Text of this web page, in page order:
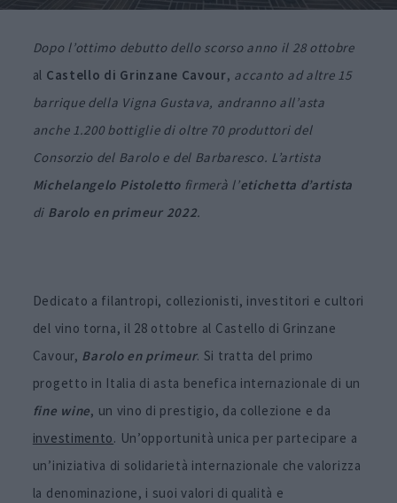
Dopo l’ottimo debutto dello scorso anno il 28 ottobre
al Castello di Grinzane Cavour, accanto ad altre 15
barrique della Vigna Gustava, andranno all’asta
anche 1.200 bottiglie di oltre 70 produttori del
Consorzio del Barolo e del Barbaresco. L’artista
Michelangelo Pistolettofirmerà l’etichetta d’artista
di Barolo en primeur 2022.
Dedicato a filantropi, collezionisti, investitori e cultori
del vino torna, il 28 ottobre al Castello di Grinzane
Cavour, Barolo en primeur. Si tratta del primo
progetto in Italia di asta benefica internazionale di un
fine wine, un vino di prestigio, da collezione e da
investimento. Un’opportunità unica per partecipare a
un’iniziativa di solidarietà internazionale che valorizza
la denominazione, i suoi valori di qualità e